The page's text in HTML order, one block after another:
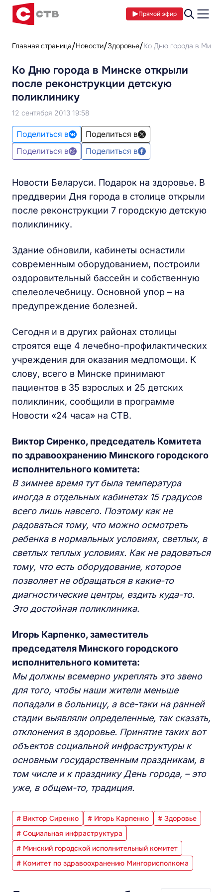
Прямой эфир
Главная страница Новости Здоровье Ко Дню города в
Ко Дню города в Минске открыли
после реконструкции детскую
поликлинику
12 сентября 2013 19:58
Поделиться в
Поделиться в
Поделиться в
Поделиться в
Новости Беларуси. Подарок на здоровье. В
преддверии Дня города в столице открыли
после реконструкции 7 городскую детскую
поликлинику.
Здание обновили, кабинеты оснастили
современным оборудованием, построили
оздоровительный бассейн и собственную
спелеолечебницу. Основной упор – на
предупреждение болезней.
Сегодня и в других районах столицы
строятся еще 4 лечебно-профилактических
учреждения для оказания медпомощи. К
слову, всего в Минске принимают
пациентов в 35 взрослых и 25 детских
поликлиник, сообщили в программе
Новости «24 часа» на СТВ.
Виктор Сиренко, председатель Комитета
по здравоохранению Минского городского
исполнительного комитета:
В зимнее время тут была температура
иногда в отдельных кабинетах 15 градусов
всего лишь навсего. Поэтому как не
радоваться тому, что можно осмотреть
ребенка в нормальных условиях, светлых, в
светлых теплых условиях. Как не радоваться
тому, что есть оборудование, которое
позволяет не обращаться в какие-то
диагностические центры, ездить куда-то.
Это достойная поликлиника.
Игорь Карпенко, заместитель
председателя Минского городского
исполнительного комитета:
Мы должны всемерно укреплять это звено
для того, чтобы наши жители меньше
попадали в больницу, а все-таки на ранней
стадии выявляли определенные, так сказать,
отклонения в здоровье. Принятие таких вот
объектов социальной инфраструктуры к
основным государственным праздникам, в
том числе и к празднику День города, – это
уже, в общем-то, традиция.
# Виктор Сиренко # Игорь Карпенко
# Здоровье
# Социальная инфраструктура
# Минский городской исполнительный комитет
# Комитет по здравоохранению Мингорисполкома